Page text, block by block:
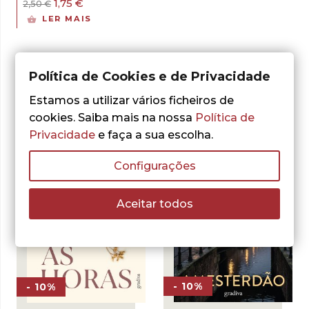
2,50€
preço
original
2,50 €.
1,75 €
preço
atual
1,75 €.
LER MAIS
Outras sugestões
- 10% - 10%
Política de Cookies e de Privacidade
Estamos a utilizar vários ficheiros de
cookies. Saiba mais na nossa Política de
Privacidade e faça a sua escolha.
Configurações
Aceitar todos